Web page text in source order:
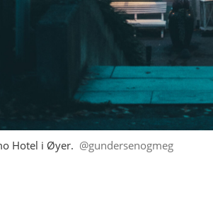
Hotel i Øyer. @gundersenogmeg